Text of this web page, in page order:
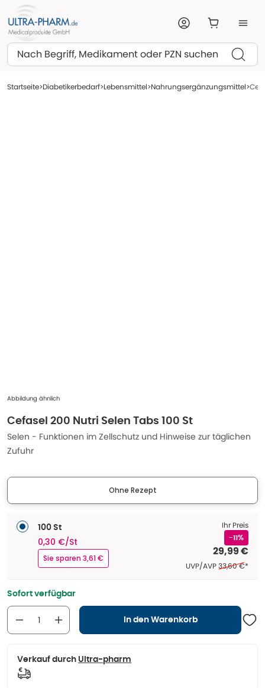
Suchen
Startseite Diabetikerbedarf Lebensmittel Nahrungsergänzungsmittel
Abbildung ähnlich
Cefasel 200 Nutri Selen Tabs 100 St
Selen - Funktionen im Zellschutz und Hinweise zur täglichen
Zufuhr
Ohne Rezept
100 St
0,30 €/St
Sie sparen 3,61 €
Ihr Preis
-11%
29,99 €
UVP/AVPEhemaliger
33,60 €*
Sofort verfügbar
In den Warenkorb
Verkauf durch Ultra-pharm